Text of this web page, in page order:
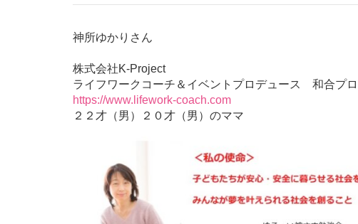
神所ゆかりさん
株式会社K-Project
ライフワークコーチ＆イベントプロデュース 和合プ
https://www.lifework-coach.com
２２才（男）２０才（男）のママ